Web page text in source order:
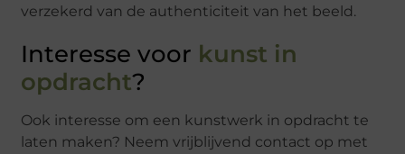
verzekerd van de authenticiteit van het beeld.
Interesse voor kunst in
opdracht?
Ook interesse om een kunstwerk in opdracht te
laten maken? Neem vrijblijvend contact op met